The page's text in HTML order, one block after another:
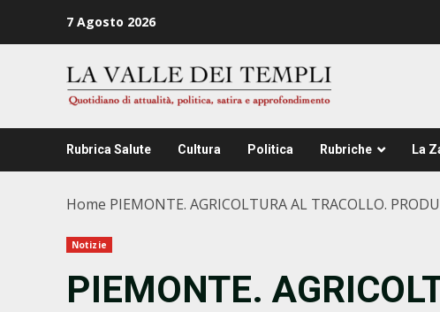
7 Agosto 2026
Rubrica Salute Cultura Politica Rubriche La
Home PIEMONTE. AGRICOLTURA AL TRACOLLO.
Notizie
PIEMONTE.